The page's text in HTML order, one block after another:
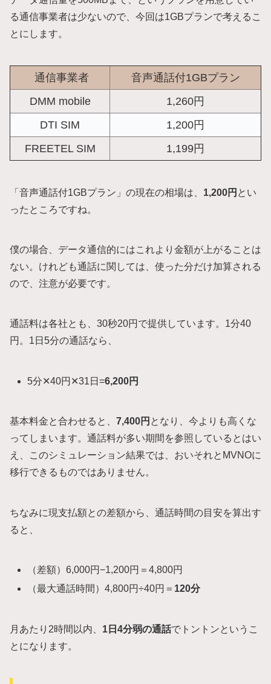
る通信事業者は少ないので、今回は1GBプランで考えるこ
とにします。
通信事業者
音声通話付1GBプラン
DMM mobile
1,260円
DTI SIM
1,200円
FREETEL SIM
1,199円
「音声通話付1GBプラン」の現在の相場は、 1,200円 とい
ったところですね。
僕の場合、データ通信的にはこれより金額が上がることは
ない。けれども通話に関しては、使った分だけ加算される
ので、注意が必要です。
通話料は各社とも、30秒20円で提供しています。1分40
円。1日5分の通話なら、
5分✕40円✕31日=6,200円
基本料金と合わせると、 7,400円 となり、今よりも高くな
ってしまいます。通話料が多い期間を参照しているとはい
え、このシミュレーション結果では、おいそれとMVNOに
移行できるものではありません。
ちなみに現支払額との差額から、通話時間の目安を算出す
ると、
（差額）6,000円−1,200円＝4,800円
（最大通話時間）4,800円÷40円＝ 120分
月あたり2時間以内、 1日4分弱の通話でトントンというこ
とになります。